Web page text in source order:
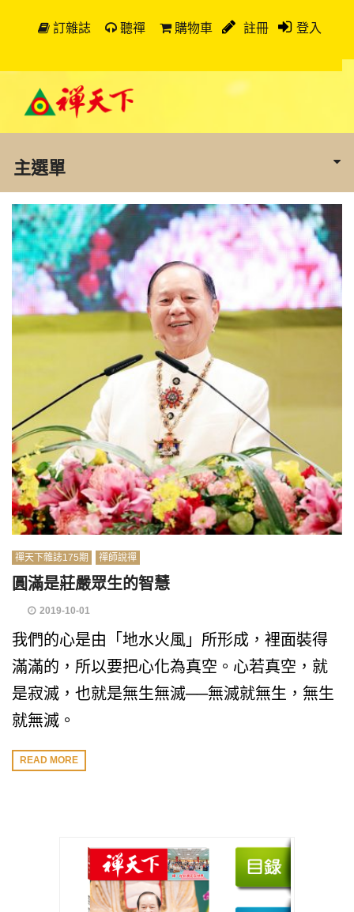
訂雜誌 聽禪 購物車 註冊 登入
主選單
禪天下雜誌175期 禪師說禪
圓滿是莊嚴眾生的智慧
2019-10-01
我們的心是由「地水火風」所形成，裡面裝得
滿滿的，所以要把心化為真空。心若真空，就
是寂滅，也就是無生無滅──無滅就無生，無生
就無滅。
READ MORE